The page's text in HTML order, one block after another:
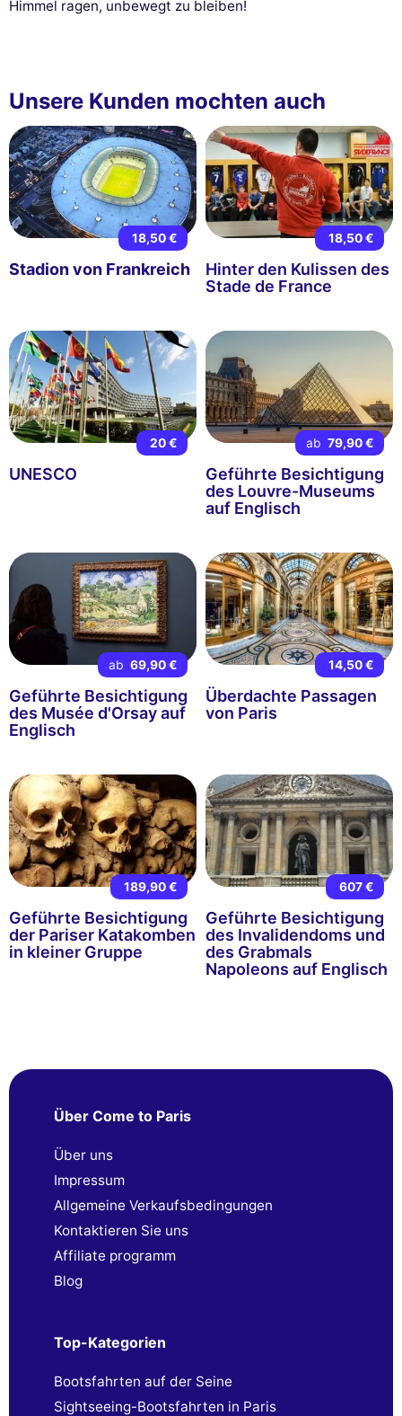
Himmel ragen, unbewegt zu bleiben!
Unsere Kunden mochten auch
18,50 €
Stadion von Frankreich
18,50 €
Hinter den Kulissen des
Stade de France
20 €
UNESCO
ab 79,90 €
Geführte Besichtigung
des Louvre-Museums
auf Englisch
ab 69,90 €
Geführte Besichtigung
des Musée d'Orsay auf
Englisch
14,50 €
Überdachte Passagen
von Paris
189,90 €
Geführte Besichtigung
der Pariser Katakomben
in kleiner Gruppe
607 €
Geführte Besichtigung
des Invalidendoms und
des Grabmals
Napoleons auf Englisch
Über Come to Paris
Über uns
Impressum
Allgemeine Verkaufsbedingungen
Kontaktieren Sie uns
Affiliate programm
Blog
Top-Kategorien
Bootsfahrten auf der Seine
Sightseeing-Bootsfahrten in Paris